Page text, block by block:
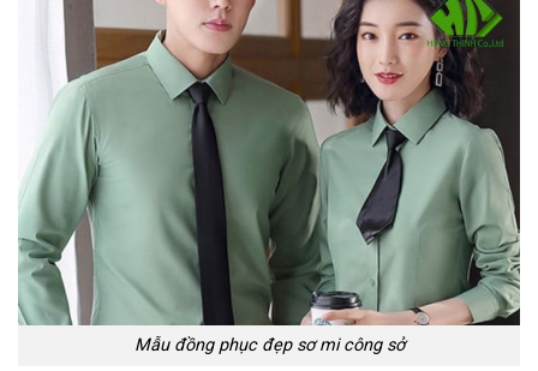
Mẫu đồng phục đẹp sơ mi công sở